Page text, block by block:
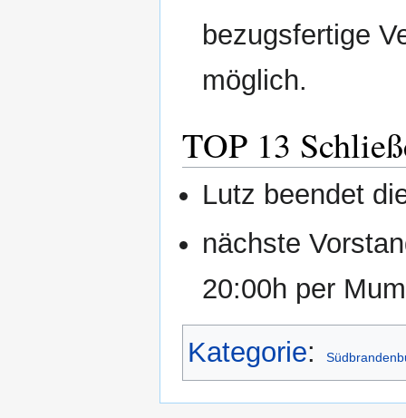
bezugsfertige
möglich.
TOP 13
Lutz beendet
nächste
20:00h per
Kategorie: